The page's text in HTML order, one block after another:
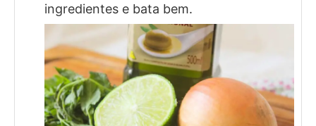
ingredientes e bata bem.